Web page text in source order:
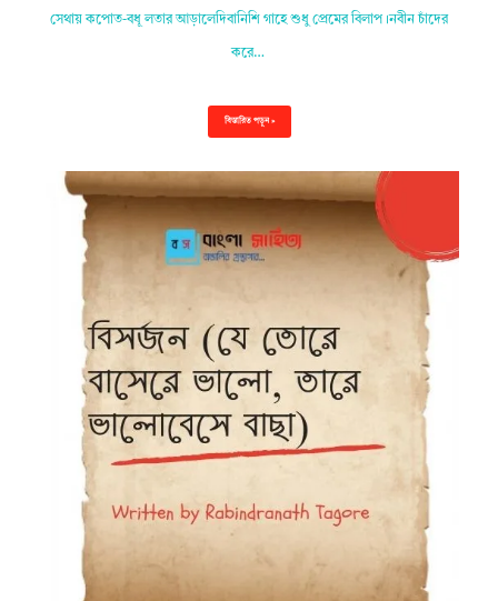
সেথায় কপোত-বধূ লতার আড়ালেদিবানিশি গাহে শুধু প্রেমের বিলাপ।নবীন চাঁদের
করে…
বিস্তারিত পড়ুন »